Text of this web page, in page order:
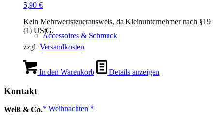
Accessoires & Schmuck
* Weihnachten *
5,90 €
Kein Mehrwertsteuerausweis, da Kleinunternehmer nach §19
(1) UStG.
zzgl. Versandkosten
In den Warenkorb Details anzeigen
Kontakt
Weiß & Co.